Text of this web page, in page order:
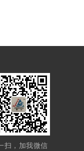
扫，加我微信